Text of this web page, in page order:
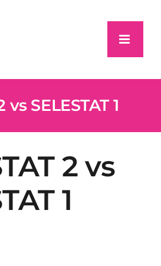
vs SELESTAT 1
2 vs
1